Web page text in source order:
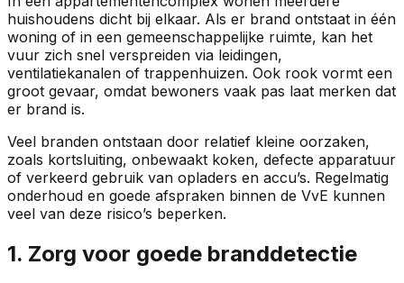
huishoudens dicht bij elkaar. Als er brand ontstaat in één
woning of in een gemeenschappelijke ruimte, kan het
vuur zich snel verspreiden via leidingen,
ventilatiekanalen of trappenhuizen. Ook rook vormt een
groot gevaar, omdat bewoners vaak pas laat merken dat
er brand is.
Veel branden ontstaan door relatief kleine oorzaken,
zoals kortsluiting, onbewaakt koken, defecte apparatuur
of verkeerd gebruik van opladers en accu’s. Regelmatig
onderhoud en goede afspraken binnen de VvE kunnen
veel van deze risico’s beperken.
1. Zorg voor goede branddetectie